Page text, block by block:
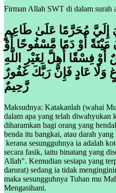
Firman Allah SWT di dalam surah
إِلَيَّ مُحَرَّمًا عَلَىٰ طَاعِمٍ
أَوْ دَمًا مَّسْفُوحًا أَوْ
فِسْقًا أُهِلَّ لِغَيْرِ اللَّهِ
وَلَا عَادٍ فَإِنَّ رَبَّكَ غَفُورٌ
رَّحِيمٌ
Maksudnya: Katakanlah (wahai
dalam apa yang telah diwahyukan
diharamkan bagi orang yang
benda itu bangkai, atau darah
kerana sesungguhnya ia adalah
secara fasik, iaitu binatang yang
Allah". Kemudian sesiapa yang
darurat) sedang ia tidak
maka sesungguhnya Tuhan mu
Mengasihani.